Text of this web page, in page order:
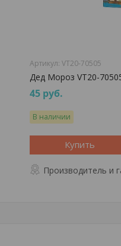
VT20-70505
Дед Мороз VT20-
45 руб.
В наличии
Купить
Производитель и